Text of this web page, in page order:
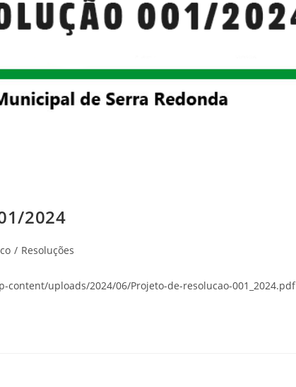
2024
/ Resoluções
uploads/2024/06/Projeto-de-resolucao-001_2024.pdf